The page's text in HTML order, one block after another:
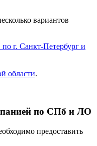
вариантов
г. Санкт-Петербург и
области.
по СПб и ЛО
предоставить